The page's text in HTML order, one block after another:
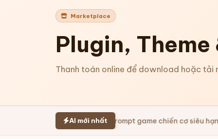
Marketplace
Plugin,
Thanh toán online để download hoặc
AI mới nhất
co giãn tương tác html Prompt game chiến cơ siêu hạng cử